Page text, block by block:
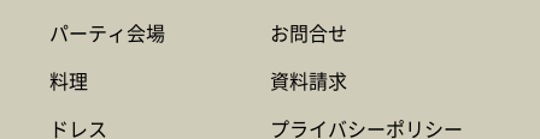
パーティ会場
料理
ドレス
お問合せ
資料請求
プライバシーポリシー